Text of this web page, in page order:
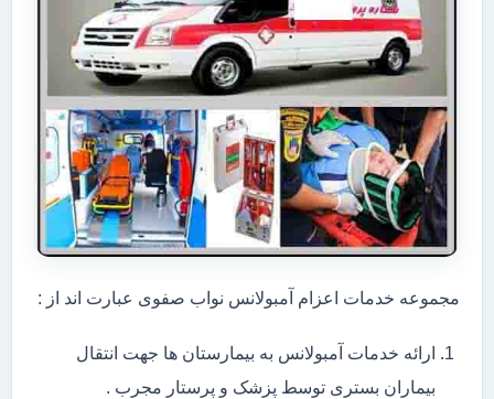
مجموعه خدمات اعزام آمبولانس نواب صفوی عبارت اند از :
ارائه خدمات آمبولانس به بیمارستان ها جهت انتقال
بیماران بستری توسط پزشک و پرستار مجرب .